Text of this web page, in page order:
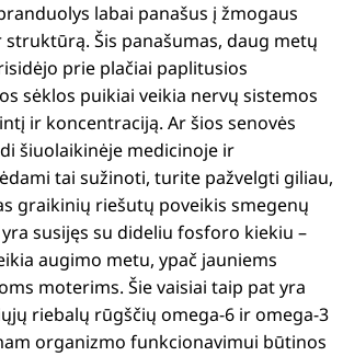
labai panašus į žmogaus
struktūrą. Šis panašumas, daug metų
prie plačiai paplitusios
sėklos puikiai veikia nervų sistemos
ir koncentraciją. Ar šios senovės
šiuolaikinėje medicinoje ir
tai sužinoti, turite pažvelgti giliau,
graikinių riešutų poveikis smegenų
susijęs su dideliu fosforo kiekiu –
augimo metu, ypač jauniems
moterims. Šie vaisiai taip pat yra
riebalų rūgščių omega-6 ir omega-3
organizmo funkcionavimui būtinos